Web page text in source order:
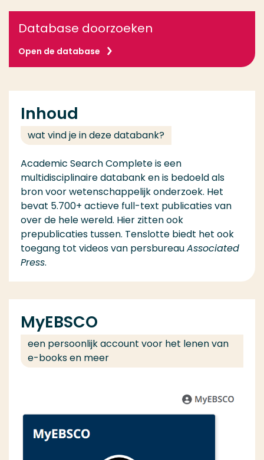
Database doorzoeken
Open de database
Inhoud
wat vind je in deze databank?
Academic Search Complete is een
multidisciplinaire databank en is bedoeld als
bron voor wetenschappelijk onderzoek. Het
bevat 5.700+ actieve full-text publicaties van
over de hele wereld. Hier zitten ook
prepublicaties tussen. Tenslotte biedt het ook
toegang tot videos van persbureauAssociated
Press.
MyEBSCO
een persoonlijk account voor het lenen van
e-books en meer